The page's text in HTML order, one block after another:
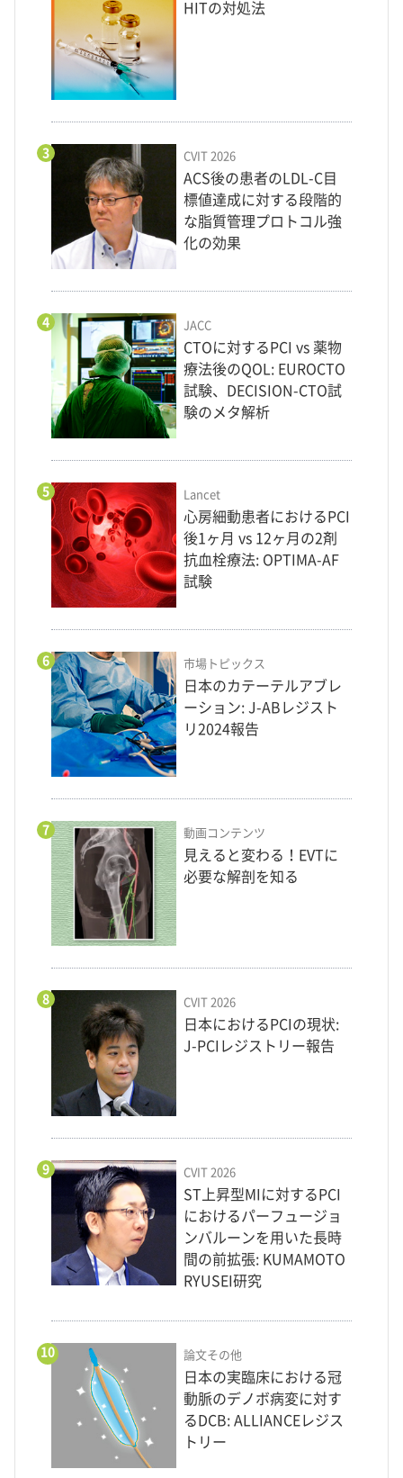
HITの対処法
3 CVIT 2026
ACS後の患者のLDL-C目
標値達成に対する段階的
な脂質管理プロトコル強
化の効果
4 JACC
CTOに対するPCI vs 薬物
療法後のQOL: EUROCTO
試験、DECISION-CTO試
験のメタ解析
5 Lancet
心房細動患者におけるPCI
後1ヶ月 vs 12ヶ月の2剤
抗血栓療法: OPTIMA-AF
試験
6 市場トピックス
日本のカテーテルアブレ
ーション: J-ABレジスト
リ2024報告
7 動画コンテンツ
見えると変わる！EVTに
必要な解剖を知る
8 CVIT 2026
日本におけるPCIの現状:
J-PCIレジストリー報告
9 CVIT 2026
ST上昇型MIに対するPCI
におけるパーフュージョ
ンバルーンを用いた長時
間の前拡張: KUMAMOTO
RYUSEI研究
10 論文その他
日本の実臨床における冠
動脈のデノボ病変に対す
るDCB: ALLIANCEレジス
トリー